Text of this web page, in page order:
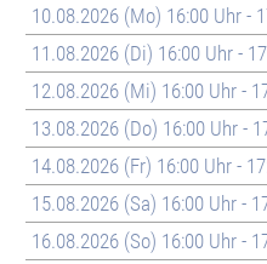
10.08.2026 (Mo) 16:00 Uhr -
11.08.2026 (Di) 16:00 Uhr -
12.08.2026 (Mi) 16:00 Uhr -
13.08.2026 (Do) 16:00 Uhr -
14.08.2026 (Fr) 16:00 Uhr -
15.08.2026 (Sa) 16:00 Uhr -
16.08.2026 (So) 16:00 Uhr -